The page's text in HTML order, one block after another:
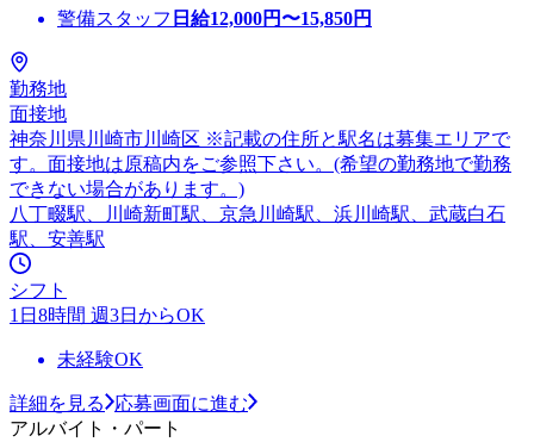
警備スタッフ 日給12,000円〜15,850円
勤務地
面接地
神奈川県川崎市川崎区 ※記載の住所と駅名は募集エリアで
す。面接地は原稿内をご参照下さい。(希望の勤務地で勤務
できない場合があります。)
八丁畷駅、川崎新町駅、京急川崎駅、浜川崎駅、武蔵白石
駅、安善駅
シフト
1日8時間 週3日からOK
未経験OK
詳細を見る
応募画面に進む
アルバイト・パート